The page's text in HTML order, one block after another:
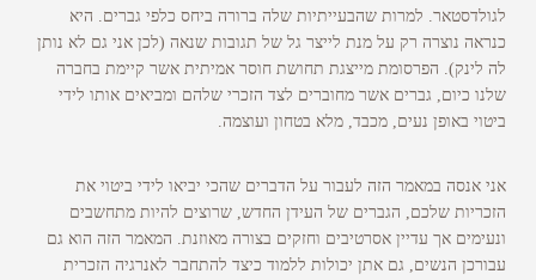
לגולדסטאר. למרות שהבעייתיות שלה ברורה ביחס כלפי גברים. היא
כנראה נוצרה רק על מנת לייצר גל של תגובות שנאה (לכן אני גם לא נותן
לה לינק). הפרסומת מייצגת תחושת חוסר אמיתית אשר קיימת בחברה
שלנו כיום, גברים אשר מחוברים לצד הזכרי שלהם ומביאים אותו לידי
ביטוי באופן נעים, מכבד, מלא בטחון ועוצמה.
אני אנסה במאמר הזה לעבור על הדברים שהכי יביאו לידי ביטוי את
הזכריות שלכם, הגברים של העידן החדש, שרוצים להיות מתחשבים
ונעימים אך עדיין אסרטיבים וחזקים בצורה מאוזנת. המאמר הזה הוא גם
עבורכן הנשים, גם אתן יכולות ללמוד כיצד להתחבר לאנרגיה הזכרית